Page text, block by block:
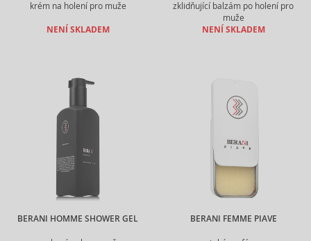
krém na holení pro muže
NENÍ SKLADEM
zklidňující balzám po holení pro
muže
NENÍ SKLADEM
BERANI HOMME SHOWER GEL BERANI FEMME PIAVE